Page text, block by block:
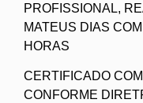
PROFISSIONAL,
MATEUS DIAS
HORAS
CERTIFICADO
CONFORME